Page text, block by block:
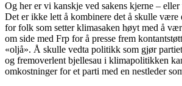
Og her er vi kanskje ved sakens kjerne –
Det er ikke lett å kombinere det å skulle være
for folk som setter klimasaken høyt med å
om side med Frp for å presse frem
«oljå». Å skulle vedta politikk som gjør
og fremoverlent bjellesau i klimapolitikken
omkostninger for et parti med en nestleder